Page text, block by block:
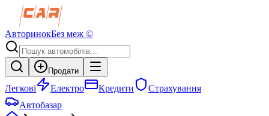
АвторинокБез меж ©
Продати
Легкові Електро Кредити
Страхування
Автобазар